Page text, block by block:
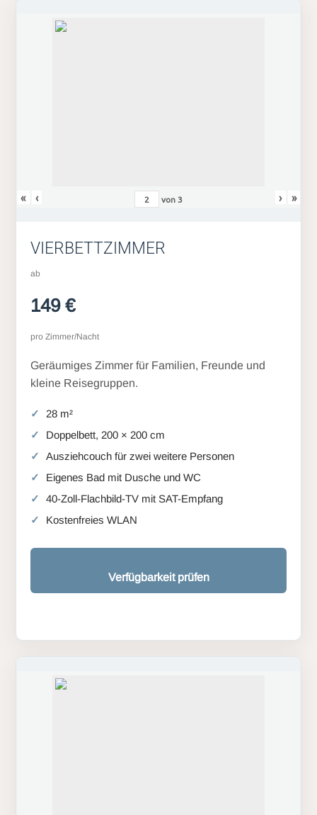
« ‹ von3 › »
VIERBETTZIMMER
ab
149 €
pro Zimmer/Nacht
Geräumiges Zimmer für Familien, Freunde und
kleine Reisegruppen.
28 m²
Doppelbett, 200 × 200 cm
Ausziehcouch für zwei weitere Personen
Eigenes Bad mit Dusche und WC
40-Zoll-Flachbild-TV mit SAT-Empfang
Kostenfreies WLAN
Verfügbarkeit prüfen